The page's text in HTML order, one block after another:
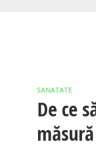
SANATATE
De ce